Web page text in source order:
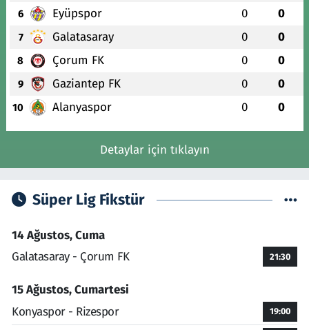
6 Eyüpspor 0 0
7 Galatasaray 0 0
8 Çorum FK 0 0
9 Gaziantep FK 0 0
10 Alanyaspor 0 0
Detaylar için tıklayın
Süper Lig Fikstür
14 Ağustos, Cuma
Galatasaray - Çorum FK
21:30
15 Ağustos, Cumartesi
Konyaspor - Rizespor
19:00